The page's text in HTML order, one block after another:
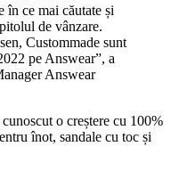
în ce mai căutate și
de vânzare.
Custommade sunt
pe Answear”, a
Answear
o creștere cu 100%
înot, sandale cu toc și